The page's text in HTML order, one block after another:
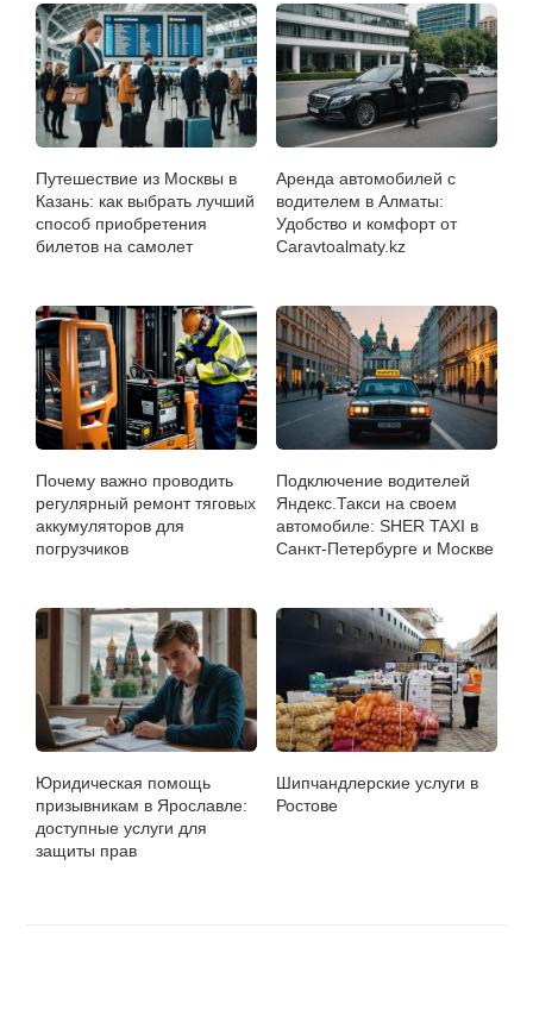
Путешествие из Москвы в
Казань: как выбрать лучший
способ приобретения
билетов на самолет
Аренда автомобилей с
водителем в Алматы:
Удобство и комфорт от
Caravtoalmaty.kz
Почему важно проводить
регулярный ремонт тяговых
аккумуляторов для
погрузчиков
Подключение водителей
Яндекс.Такси на своем
автомобиле: SHER TAXI в
Санкт-Петербурге и Москве
Юридическая помощь
призывникам в Ярославле:
доступные услуги для
защиты прав
Шипчандлерские услуги в
Ростове